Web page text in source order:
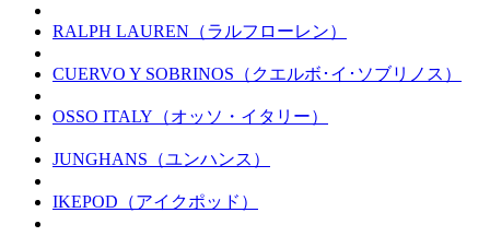
RALPH LAUREN（ラルフローレン）
CUERVO Y SOBRINOS（クエルボ･イ･ソブリノス）
OSSO ITALY（オッソ・イタリー）
JUNGHANS（ユンハンス）
IKEPOD（アイクポッド）